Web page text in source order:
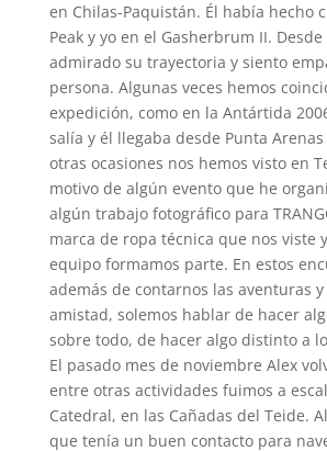
en Chilas-Paquistán. Él había hecho
Peak y yo en el Gasherbrum II.
admirado su trayectoria y siento
persona. Algunas veces hemos
expedición, como en la Antártida
salía y él llegaba desde Punta Arenas
otras ocasiones nos hemos visto en
motivo de algún evento que he
algún trabajo fotográfico para
marca de ropa técnica que nos viste
equipo formamos parte. En estos
además de contarnos las aventuras
amistad, solemos hablar de hacer
sobre todo, de hacer algo distinto a
El pasado mes de noviembre Alex
entre otras actividades fuimos a
Catedral, en las Cañadas del Teide.
que tenía un buen contacto para